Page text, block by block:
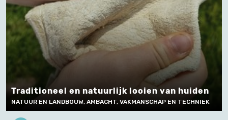
Traditioneel en natuurlijk looien van huiden
NATUUR EN LANDBOUW, AMBACHT, VAKMANSCHAP EN TECHNIEK